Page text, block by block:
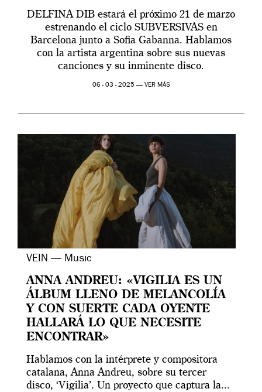
DELFINA DIB estará el próximo 21 de marzo
estrenando el ciclo SUBVERSIVAS en
Barcelona junto a Sofia Gabanna. Hablamos
con la artista argentina sobre sus nuevas
canciones y su inminente disco.
06 - 03 - 2025 — VER MÁS
VEIN — Music
ANNA ANDREU: «VIGILIA ES UN
ÁLBUM LLENO DE MELANCOLÍA
Y CON SUERTE CADA OYENTE
HALLARÁ LO QUE NECESITE
ENCONTRAR»
Hablamos con la intérprete y compositora
catalana, Anna Andreu, sobre su tercer
disco, ‘Vigilia’. Un proyecto que captura la...